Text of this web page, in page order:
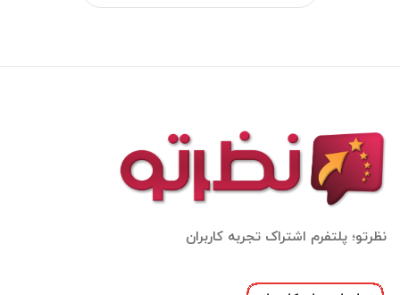
نظرتو؛ پلتفرم اشتراک تجربه کاربران